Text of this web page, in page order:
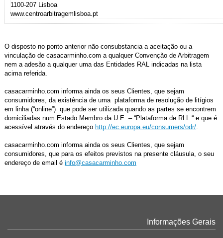
1100-207 Lisboa
www.centroarbitragemlisboa.pt
O disposto no ponto anterior não consubstancia a aceitação ou a
vinculação de casacarminho.com a qualquer Convenção de Arbitragem
nem a adesão a qualquer uma das Entidades RAL indicadas na lista
acima referida.
casacarminho.com informa ainda os seus Clientes, que sejam
consumidores, da existência de uma plataforma de resolução de litígios
em linha (“online”) que pode ser utilizada quando as partes se encontrem
domiciliadas num Estado Membro da U.E. – “Plataforma de RLL “ e que é
acessível através do endereço http://ec.europa.eu/consumers/odr/.
casacarminho.com informa ainda os seus Clientes, que sejam
consumidores, que para os efeitos previstos na presente cláusula, o seu
endereço de email é info@casacarminho.com
Informações Gerais